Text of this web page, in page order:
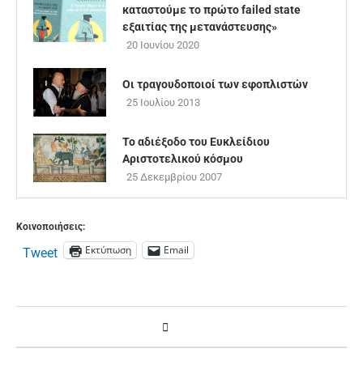
καταστούμε το πρώτο failed state
εξαιτίας της μετανάστευσης»
20 Ιουνίου 2020
Οι τραγουδοποιοί των εφοπλιστών
25 Ιουλίου 2013
Το αδιέξοδο του Ευκλείδιου
Αριστοτελικού κόσμου
25 Δεκεμβρίου 2007
Κοινοποιήσεις:
Tweet Εκτύπωση Email